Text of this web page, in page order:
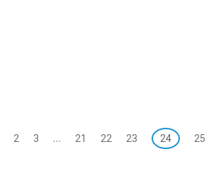
2 3 … 21 22 23 24 25